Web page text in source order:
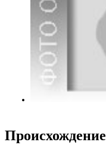
Происхождение